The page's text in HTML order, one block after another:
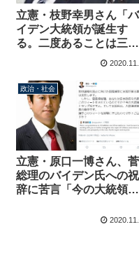
立憲・枝野幸男さん「バ
イデン大統領が誕生す
る。二度あることは三度
ある」過去2回、米・民主
代が起きていることに賭
ける
政治・社会
立憲・原口一博さん、菅
総理のバイデン氏への祝
辞に苦言「今の大統領は
野代表も祝辞を投稿